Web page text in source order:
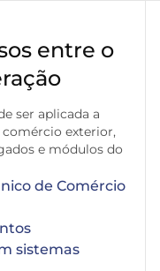
entre o
ser aplicada a
exterior,
e módulos do
de Comércio
sistemas